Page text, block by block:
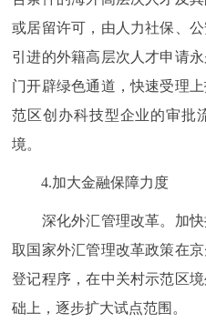
或居留许可，由人力社保、
引进的外籍高层次人才申请
门开辟绿色通道，快速受理
范区创办科技型企业的审批
境。
4.加大金融保障力度
深化外汇管理改革。加快
取国家外汇管理改革政策在
登记程序，在中关村示范区
础上，逐步扩大试点范围。